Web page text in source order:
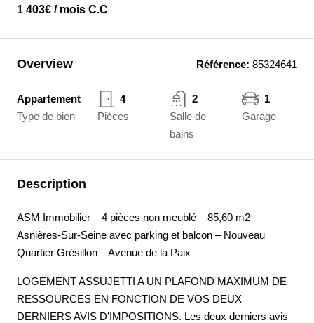
1 403€ / mois C.C
Overview Référence: 85324641
Appartement
Type de bien
4
Pièces
2
Salle de
bains
1
Garage
Description
ASM Immobilier – 4 pièces non meublé – 85,60 m2 –
Asnières-Sur-Seine avec parking et balcon – Nouveau
Quartier Grésillon – Avenue de la Paix
LOGEMENT ASSUJETTI A UN PLAFOND MAXIMUM DE
RESSOURCES EN FONCTION DE VOS DEUX
DERNIERS AVIS D’IMPOSITIONS. Les deux derniers avis